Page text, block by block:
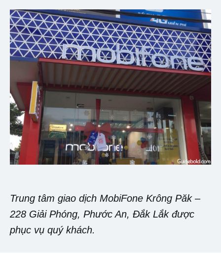
Trung tâm giao dịch MobiFone Krông Păk –
228 Giải Phóng, Phước An, Đắk Lắk được
phục vụ quý khách.